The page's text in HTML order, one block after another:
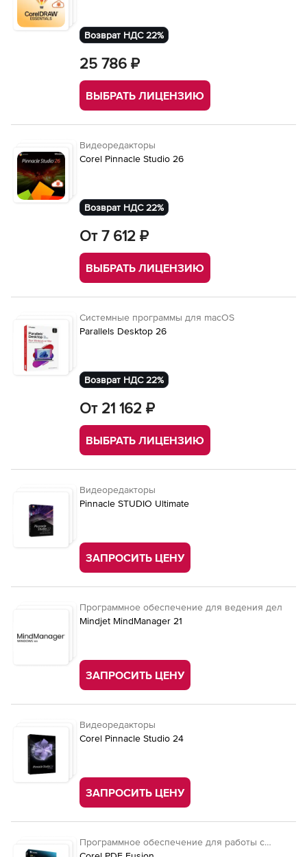
Возврат НДС 22%
25 786 ₽
ВЫБРАТЬ ЛИЦЕНЗИЮ
Видеоредакторы
Corel Pinnacle Studio 26
Возврат НДС 22%
От 7 612 ₽
ВЫБРАТЬ ЛИЦЕНЗИЮ
Системные программы для macOS
Parallels Desktop 26
Возврат НДС 22%
От 21 162 ₽
ВЫБРАТЬ ЛИЦЕНЗИЮ
Видеоредакторы
Pinnacle STUDIO Ultimate
ЗАПРОСИТЬ ЦЕНУ
Программное обеспечение для ведения дел
Mindjet MindManager 21
ЗАПРОСИТЬ ЦЕНУ
Видеоредакторы
Corel Pinnacle Studio 24
ЗАПРОСИТЬ ЦЕНУ
Программное обеспечение для работы с
документами